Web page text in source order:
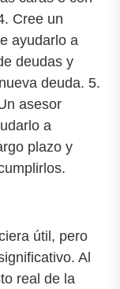
Cree un
ayudarlo a
deudas y
deuda. 5.
asesor
a
plazo y
útil, pero
Al
real de la